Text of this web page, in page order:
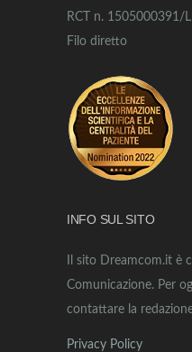
RCT n. 1505000391/L
Filo diretto
INFO SUL SITO
Il sito Dreamcom.it è
Comunicazione. Per
contattare la
Privacy Policy